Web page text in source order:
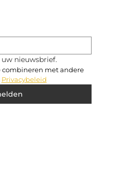
nieuwsbrief.
combineren met andere
Privacybeleid